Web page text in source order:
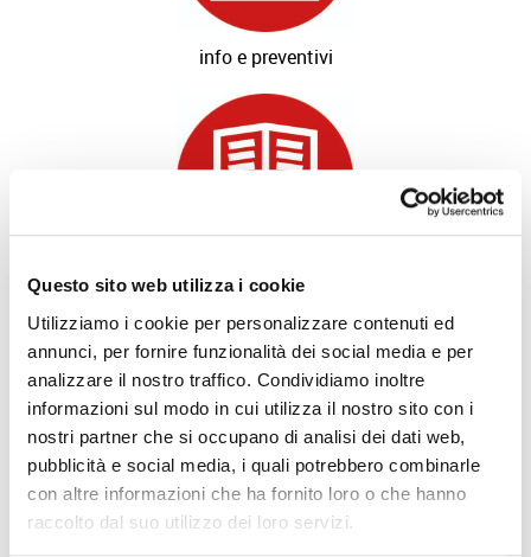
Questo sito web utilizza i cookie
Utilizziamo i cookie per personalizzare contenuti ed
annunci, per fornire funzionalità dei social media e per
analizzare il nostro traffico. Condividiamo inoltre
informazioni sul modo in cui utilizza il nostro sito con i
nostri partner che si occupano di analisi dei dati web,
pubblicità e social media, i quali potrebbero combinarle
con altre informazioni che ha fornito loro o che hanno
raccolto dal suo utilizzo dei loro servizi.
info e preventivi
richiedi catalogo
prodotto
SCHEDA TECNICA
VMC-
1600/40
VMC-
1600/50
TAVOLA